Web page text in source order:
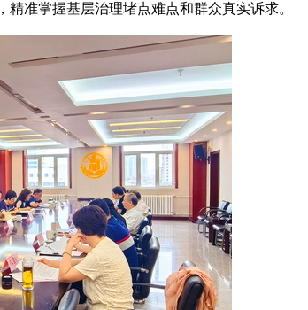
准掌握基层治理堵点难点和群众真实诉求。